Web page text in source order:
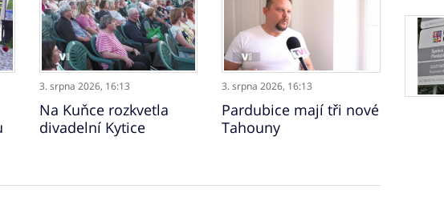
3. srpna 2026, 16:13
Na Kuňce rozkvetla
divadelní Kytice
3. srpna 2026, 16:13
Pardubice mají tři nové
Tahouny